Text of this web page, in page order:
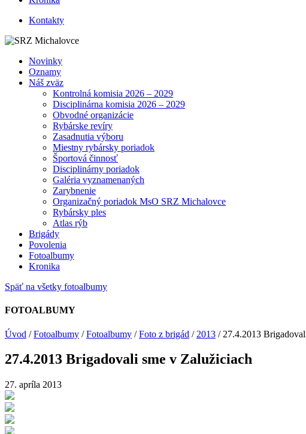
Kontakty
Novinky
Oznamy
Náš zväz
Kontrolná komisia 2026 – 2029
Disciplinárna komisia 2026 – 2029
Obvodné organizácie
Rybárske revíry
Zasadnutia výboru
Miestny rybársky poriadok
Športová činnosť
Disciplinárny poriadok
Galéria vyznamenaných
Zarybnenie
Organizačný poriadok MsO SRZ Michalovce
Rybársky ples
Atlas rýb
Brigády
Povolenia
Fotoalbumy
Kronika
Späť na všetky fotoalbumy
FOTOALBUMY
Úvod /Fotoalbumy /Fotoalbumy /Foto z brigád / 2013 / 27.4.2013
27.4.2013 Brigadovali sme v Zalužiciach
27. apríla 2013